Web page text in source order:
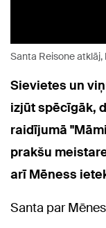
Santa Reisone
Sievietes un
izjūt spēcīgāk,
raidījumā
prakšu
arī Mēness
Santa par